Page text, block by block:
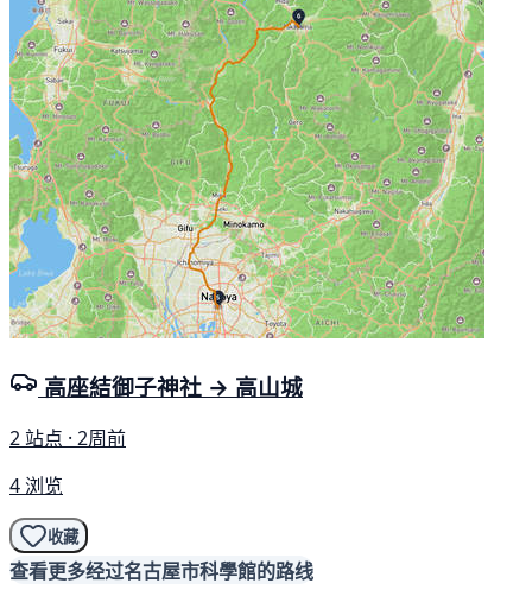
高座結御子神社 → 高山城
2 站点 · 2周前
4 浏览
收藏
查看更多经过名古屋市科學館的路线